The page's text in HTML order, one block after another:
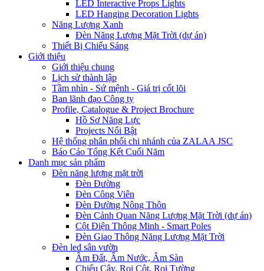
LED Interactive Props Lights
LED Hanging Decoration Lights
Năng Lượng Xanh
Đèn Năng Lượng Mặt Trời (dự án)
Thiết Bị Chiếu Sáng
Giới thiệu
Giới thiệu chung
Lịch sử thành lập
Tầm nhìn - Sứ mệnh - Giá trị cốt lõi
Ban lãnh đạo Công ty
Profile, Catalogue & Project Brochure
Hồ Sơ Năng Lực
Projects Nổi Bật
Hệ thống phân phối chi nhánh của ZALAA JSC
Báo Cáo Tổng Kết Cuối Năm
Danh mục sản phẩm
Đèn năng lượng mặt trời
Đèn Đường
Đèn Công Viên
Đèn Đường Nông Thôn
Đèn Cảnh Quan Năng Lượng Mặt Trời (dự án)
Cột Điện Thông Minh - Smart Poles
Đèn Giao Thông Năng Lượng Mặt Trời
Đèn led sân vườn
Âm Đất, Âm Nước, Âm Sàn
Chiếu Cây, Rọi Cột, Rọi Tường